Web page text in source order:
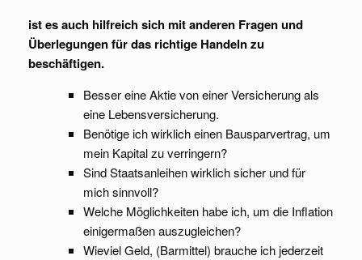
ist es auch hilfreich sich mit anderen Fragen und
Überlegungen für das richtige Handeln zu
beschäftigen.
Besser eine Aktie von einer Versicherung als
eine Lebensversicherung.
Benötige ich wirklich einen Bausparvertrag, um
mein Kapital zu verringern?
Sind Staatsanleihen wirklich sicher und für
mich sinnvoll?
Welche Möglichkeiten habe ich, um die Inflation
einigermaßen auszugleichen?
Wieviel Geld, (Barmittel) brauche ich jederzeit